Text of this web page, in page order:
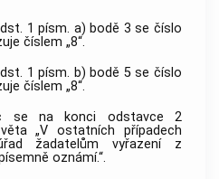
1 písm. a) bodě 3 se číslo
číslem „8“.
1 písm. b) bodě 5 se číslo
číslem „8“.
se na konci odstavce 2
„V ostatních případech
žadatelům vyřazení z
oznámí.“.